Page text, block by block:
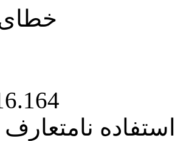
خطای